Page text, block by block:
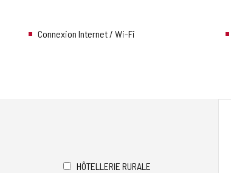
Connexion Internet / Wi-Fi
HÔTELLERIE RURALE